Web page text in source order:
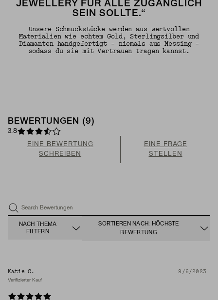
JEWELLERY FÜR ALLE ZUGÄNGLICH
SEIN SOLLTE.“
Unsere Schmuckstücke werden aus wertvollen
Materialien wie echtem Gold, Sterlingsilber und
Diamanten handgefertigt – niemals aus Messing –
sodass du sie mit Vertrauen tragen kannst.
BEWERTUNGEN (9)
3.8
EINE BEWERTUNG
SCHREIBEN
EINE FRAGE
STELLEN
Search Bewertungen
NACH THEMA
FILTERN
SORTIEREN NACH: HÖCHSTE
BEWERTUNG
Katie C. 9/6/2023
Verifizierter Kauf